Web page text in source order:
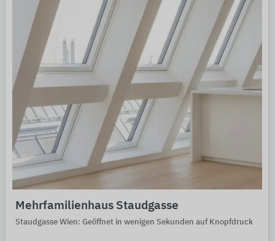
Mehrfamilienhaus Staudgasse
Staudgasse Wien: Geöffnet in wenigen Sekunden auf Knopfdruck